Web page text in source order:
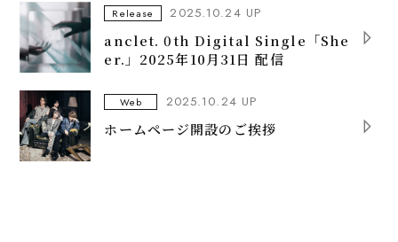
Release 2025.10.24 UP
anclet. 0th Digital Single「She
er.」2025年10月31日 配信
Web 2025.10.24 UP
ホームページ開設のご挨拶